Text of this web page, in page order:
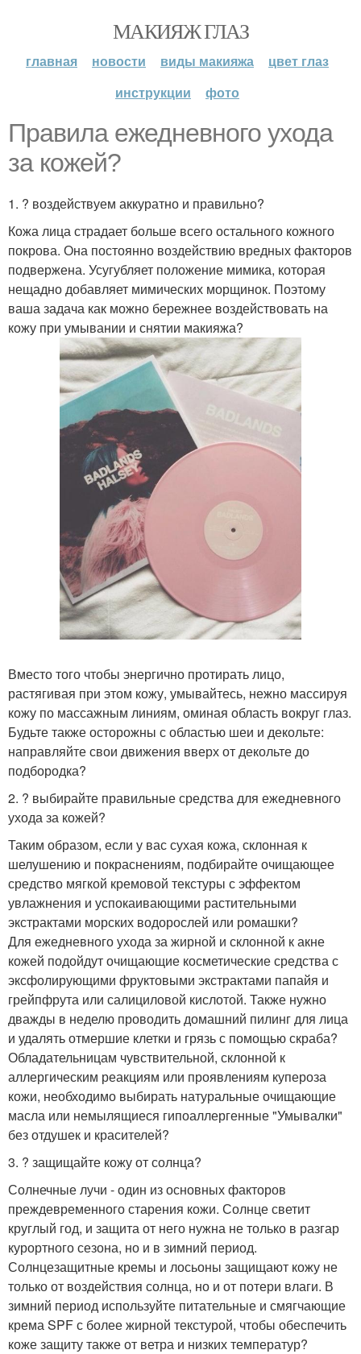
МАКИЯЖ ГЛАЗ
главная новости виды макияжа
цвет глаз
инструкции
фото
Правила ежедневного ухода
за кожей?
1. ? воздействуем аккуратно и правильно?
Кожа лица страдает больше всего остального кожного
покрова. Она постоянно воздействию вредных факторов
подвержена. Усугубляет положение мимика, которая
нещадно добавляет мимических морщинок. Поэтому
ваша задача как можно бережнее воздействовать на
кожу при умывании и снятии макияжа?
Вместо того чтобы энергично протирать лицо,
растягивая при этом кожу, умывайтесь, нежно массируя
кожу по массажным линиям, оминая область вокруг глаз.
Будьте также осторожны с областью шеи и декольте:
направляйте свои движения вверх от декольте до
подбородка?
2. ? выбирайте правильные средства для ежедневного
ухода за кожей?
Таким образом, если у вас сухая кожа, склонная к
шелушению и покраснениям, подбирайте очищающее
средство мягкой кремовой текстуры с эффектом
увлажнения и успокаивающими растительными
экстрактами морских водорослей или ромашки?
Для ежедневного ухода за жирной и склонной к акне
кожей подойдут очищающие косметические средства с
эксфолирующими фруктовыми экстрактами папайя и
грейпфрута или салициловой кислотой. Также нужно
дважды в неделю проводить домашний пилинг для лица
и удалять отмершие клетки и грязь с помощью скраба?
Обладательницам чувствительной, склонной к
аллергическим реакциям или проявлениям купероза
кожи, необходимо выбирать натуральные очищающие
масла или немылящиеся гипоаллергенные "Умывалки"
без отдушек и красителей?
3. ? защищайте кожу от солнца?
Солнечные лучи - один из основных факторов
преждевременного старения кожи. Солнце светит
круглый год, и защита от него нужна не только в разгар
курортного сезона, но и в зимний период.
Солнцезащитные кремы и лосьоны защищают кожу не
только от воздействия солнца, но и от потери влаги. В
зимний период используйте питательные и смягчающие
крема SPF с более жирной текстурой, чтобы обеспечить
коже защиту также от ветра и низких температур?